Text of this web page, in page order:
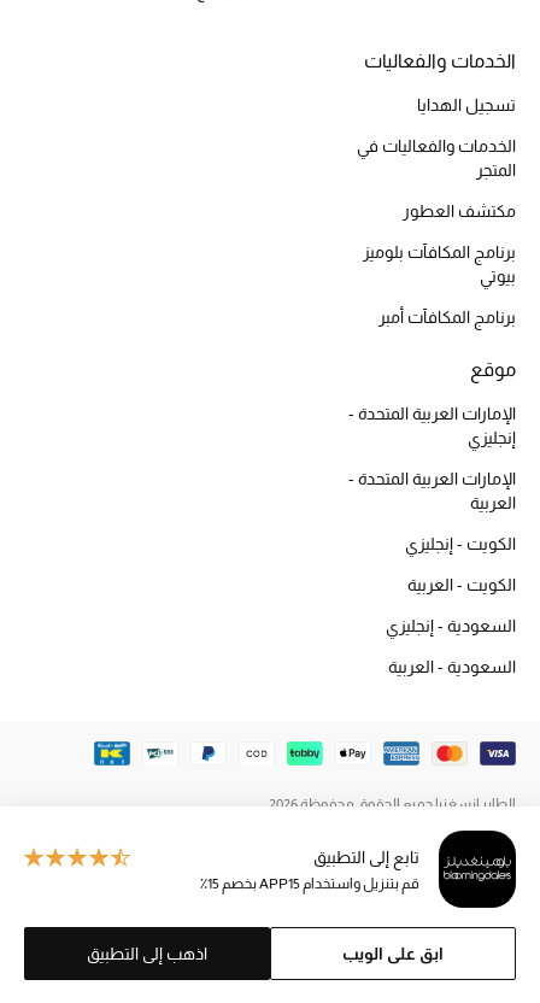
خصومات
الجديد في عالم الجمال
الأكثر مبيعاً
العطور
مكتشف العطور
المكياج
العناية بالبشرة
مستحضرات العناية
مستحضرات الاستحمام والعناية بالجسم
الجمال في بلوميز
هدايا
دليل مستلزمات الجمال
تابع إلى التطبيق
قم بتنزيل واستخدام APP15 بخصم 15٪
ابق على الويب اذهب إلى التطبيق
الخدمات والفعاليات
تسجيل الهدايا
الخدمات والفعاليات في
المتجر
مكتشف العطور
برنامج المكافآت بلوميز
بيوتي
برنامج المكافآت أمبر
موقع
الإمارات العربية المتحدة -
إنجليزي
الإمارات العربية المتحدة -
العربية
الكويت - إنجليزي
الكويت - العربية
السعودية - إنجليزي
السعودية - العربية
الطاير إنسغنيا جميع الحقوق محفوظة 2026